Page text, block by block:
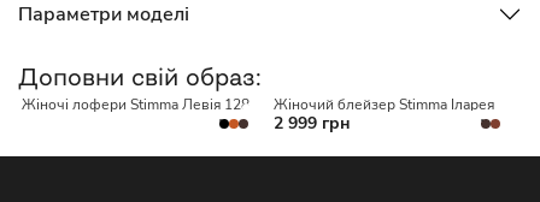
Параметри моделі
Доповни свій образ:
НЕМАЄ В НАЯВНОСТІ
Жіночі лофери Stimma Левія 128 Жіночий блейзер Stimma Іларея
2 999 грн